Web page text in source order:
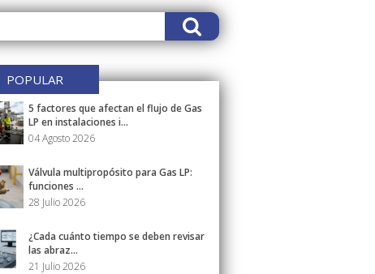
POPULAR
5 factores que afectan el flujo de Gas
LP en instalaciones i...
04 Agosto 2026
Válvula multipropósito para Gas LP:
funciones ...
28 Julio 2026
¿Cada cuánto tiempo se deben revisar
las abraz...
21 Julio 2026